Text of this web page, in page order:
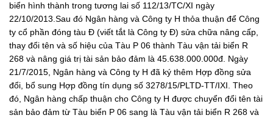
biển hình thành trong tương lai số 112/13/TC/XI ngày
22/10/2013.Sau đó Ngân hàng và Công ty H thỏa thuận để Công
ty cổ phần đóng tàu Đ (viết tắt là Công ty Đ) sửa chữa nâng cấp,
thay đổi tên và số hiệu của Tàu P 06 thành Tàu vận tải biển R
268 và nâng giá trị tài sản bảo đảm là 45.638.000.000đ. Ngày
21/7/2015, Ngân hàng và Công ty H đã ký thêm Hợp đồng sửa
đổi, bổ sung Hợp đồng tín dụng số 3278/15/PLTD-TT/IXI. Theo
đó, Ngân hàng chấp thuận cho Công ty H được chuyển đổi tên tài
sản bảo đảm từ Tàu biển P 06 sang là Tàu vận tải biển R 268 và